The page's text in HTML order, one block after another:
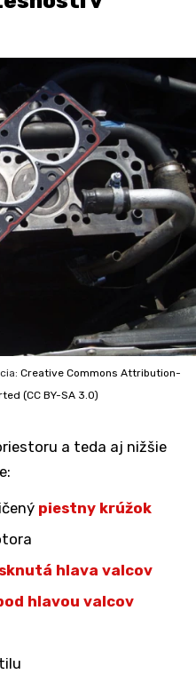
Creative Commons Attribution-
(CC BY-SA 3.0)
a teda aj nižšie
piestny krúžok
hlava valcov
hlavou valcov